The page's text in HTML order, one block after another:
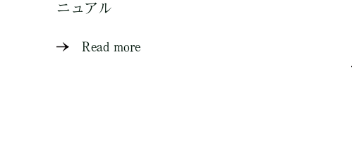
ニュアル
Read more